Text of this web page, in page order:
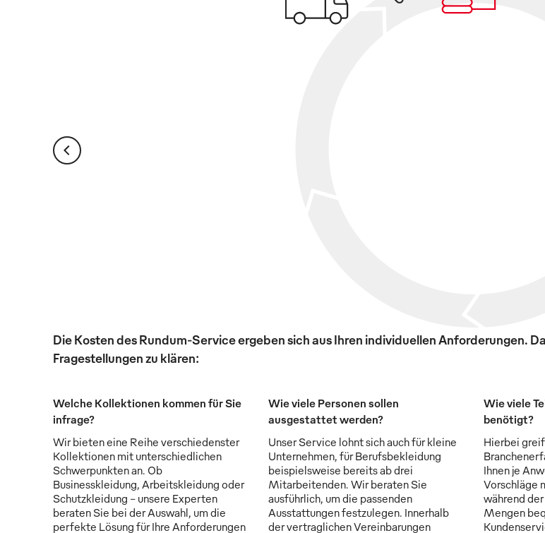
Die Kosten des Rundum-Service ergeben sich aus Ihren individuellen Anforderungen.
Fragestellungen zu klären:
Welche Kollektionen kommen für Sie
infrage?
Wir bieten eine Reihe verschiedenster
Kollektionen mit unterschiedlichen
Schwerpunkten an. Ob
Businesskleidung, Arbeitskleidung oder
Schutzkleidung - unsere Experten
beraten Sie bei der Auswahl, um die
perfekte Lösung für Ihre Anforderungen
Wie viele Personen sollen
ausgestattet werden?
Unser Service lohnt sich auch für kleine
Unternehmen, für Berufsbekleidung
beispielsweise bereits ab drei
Mitarbeitenden. Wir beraten Sie
ausführlich, um die passenden
Ausstattungen festzulegen. Innerhalb
der vertraglichen Vereinbarungen
Wie viele
benötigt?
Hierbei
Ihnen je
Vorschläge
während
Mengen